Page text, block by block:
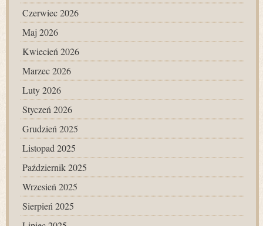
Czerwiec 2026
Maj 2026
Kwiecień 2026
Marzec 2026
Luty 2026
Styczeń 2026
Grudzień 2025
Listopad 2025
Październik 2025
Wrzesień 2025
Sierpień 2025